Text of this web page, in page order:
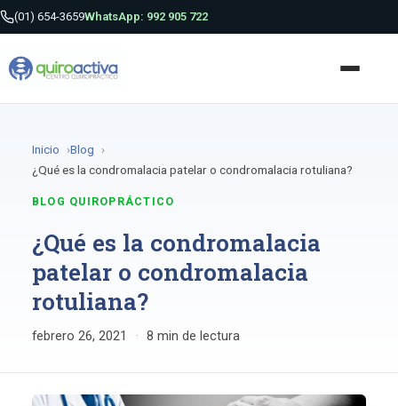
(01) 654-3659WhatsApp: 992 905 722
Inicio
Blog
¿Qué es la condromalacia patelar o condromalacia rotuliana?
BLOG QUIROPRÁCTICO
¿Qué es la condromalacia
patelar o condromalacia
rotuliana?
febrero 26, 2021 · 8 min de lectura